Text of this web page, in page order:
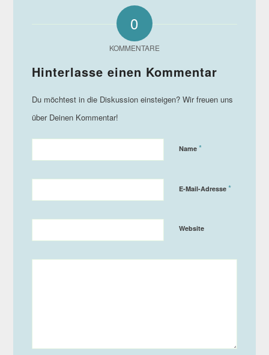
0
KOMMENTARE
Name *
E-Mail-Adresse *
Website